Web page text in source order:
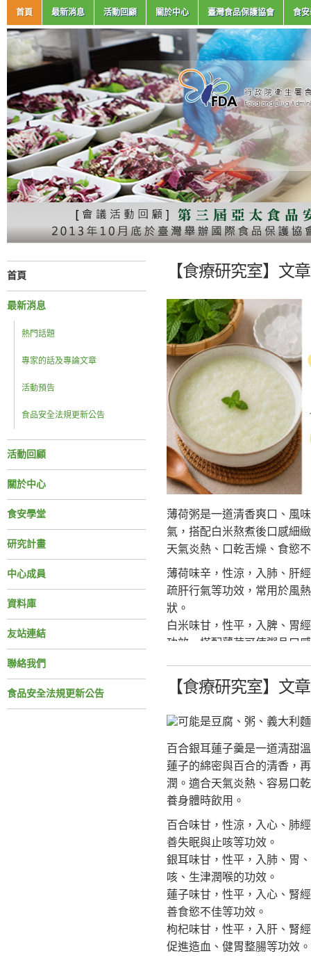
首頁 最新消息 活動回顧 關於中心 臺灣食品保護協會 食
首頁
最新消息
熱門話題
專家的話及專論文章
活動預告
食品安全法規更新公告
活動回顧
關於中心
食安學堂
研究計畫
中心成員
資料庫
友站連結
聯絡我們
食品安全法規更新公告
【食療研究室】文
薄荷粥是一道清香爽口、風
氣，搭配白米熬煮後口感細
天氣炎熱、口乾舌燥、食慾
薄荷味辛，性涼，入肺、肝
疏肝行氣等功效，常用於風
狀。
白米味甘，性平，入脾、胃
功效，搭配薄荷可使粥品口
風味，使粥品口感更加溫潤
鮮薄荷30公克 (或乾薄荷15公
白米150公克
冰糖少許(配方之份量適合
作法：
1. 薄荷洗淨，加入1000毫升
2. 待湯汁冷卻後，濾出薄荷
3. 白米洗淨後加水熬煮成粥。
4. 粥將完成時，加入薄荷汁
功效：清爽潤口，增進食
參考資料：
《本草綱目》對症藥膳-不生
【食療研究室】文
百合銀耳蓮子羹是一道清甜
蓮子的綿密與百合的清香，
潤。適合天氣炎熱、容易口
養身體時飲用。
百合味甘，性涼，入心、肺
善失眠與止咳等功效。
銀耳味甘，性平，入肺、胃
咳、生津潤喉的功效。
蓮子味甘，性平，入心、腎
善食慾不佳等功效。
枸杞味甘，性平，入肝、腎
促進造血、健胃整腸等功效。